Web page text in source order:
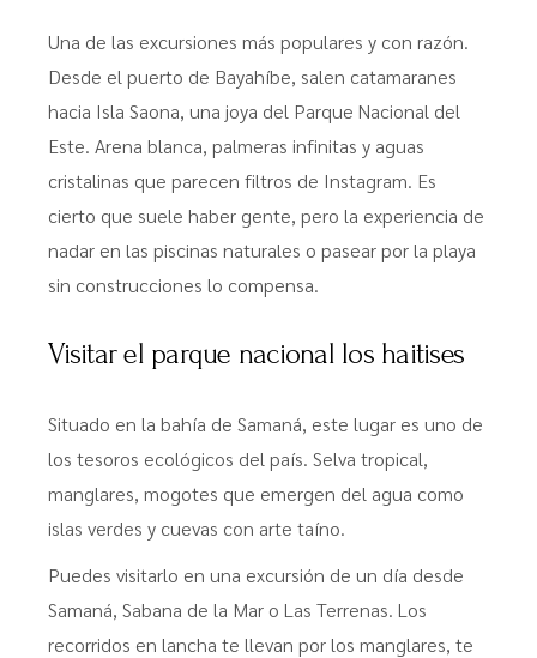
Una de las excursiones más populares y con razón.
Desde el puerto de Bayahíbe, salen catamaranes
hacia Isla Saona, una joya del Parque Nacional del
Este. Arena blanca, palmeras infinitas y aguas
cristalinas que parecen filtros de Instagram. Es
cierto que suele haber gente, pero la experiencia de
nadar en las piscinas naturales o pasear por la playa
sin construcciones lo compensa.
Visitar el parque nacional los haitises
Situado en la bahía de Samaná, este lugar es uno de
los tesoros ecológicos del país. Selva tropical,
manglares, mogotes que emergen del agua como
islas verdes y cuevas con arte taíno.
Puedes visitarlo en una excursión de un día desde
Samaná, Sabana de la Mar o Las Terrenas. Los
recorridos en lancha te llevan por los manglares, te